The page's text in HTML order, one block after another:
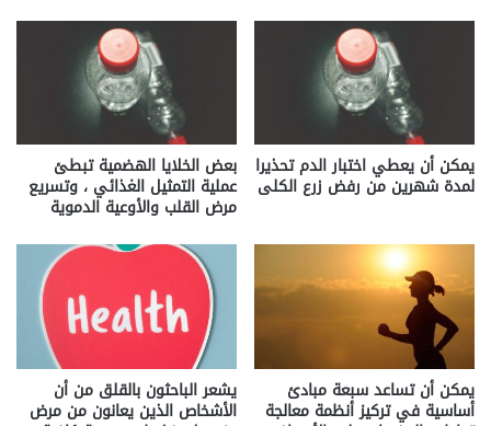
يمكن أن يعطي اختبار الدم تحذيرا
لمدة شهرين من رفض زرع الكلى
بعض الخلايا الهضمية تبطئ
عملية التمثيل الغذائي ، وتسريع
مرض القلب والأوعية الدموية
يمكن أن تساعد سبعة مبادئ
أساسية في تركيز أنظمة معالجة
يشعر الباحثون بالقلق من أن
الأشخاص الذين يعانون من مرض